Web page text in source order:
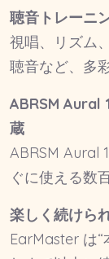
聴音トレーニ
視唱、リズム
聴音など、多
ABRSM Aural
蔵
ABRSM Aural
ぐに使える数
楽しく続けら
EarMaster は“